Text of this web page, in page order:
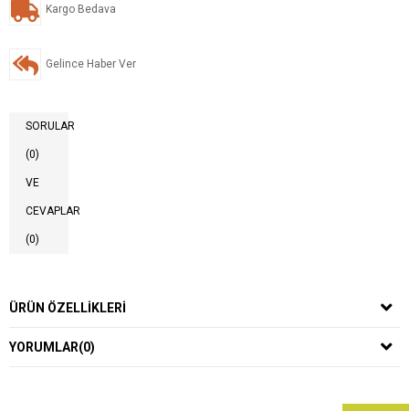
Kargo Bedava
Gelince Haber Ver
SORULAR
(0)
VE
CEVAPLAR
(0)
ÜRÜN ÖZELLIKLERI
YORUMLAR(0)